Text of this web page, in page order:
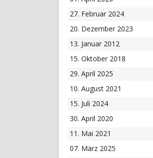
27. Februar 2024
20. Dezember 2023
13. Januar 2012
15. Oktober 2018
29. April 2025
10. August 2021
15. Juli 2024
30. April 2020
11. Mai 2021
07. März 2025